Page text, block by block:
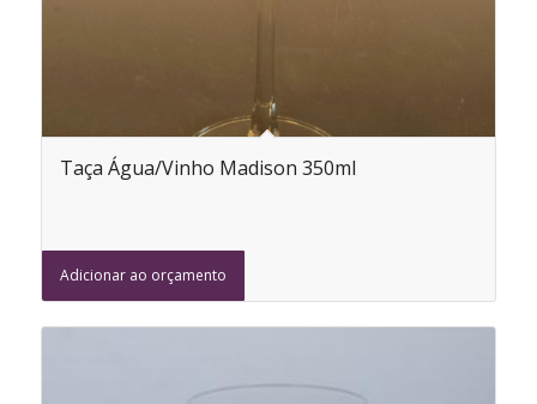
Taça Água/Vinho Madison 350ml
Adicionar ao orçamento